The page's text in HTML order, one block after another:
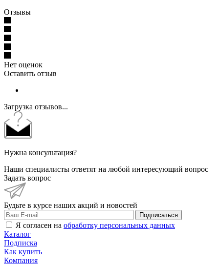
Отзывы
Нет оценок
Оставить отзыв
Загрузка отзывов...
Нужна консультация?
Наши специалисты ответят на любой интересующий вопрос
Задать вопрос
Будьте в курсе наших акций и новостей
Подписаться
Я согласен на обработку персональных данных
Каталог
Подписка
Как купить
Компания